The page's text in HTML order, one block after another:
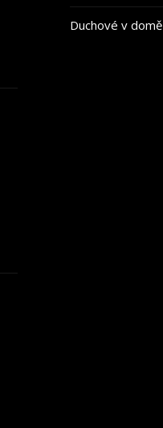
Duchové v domě